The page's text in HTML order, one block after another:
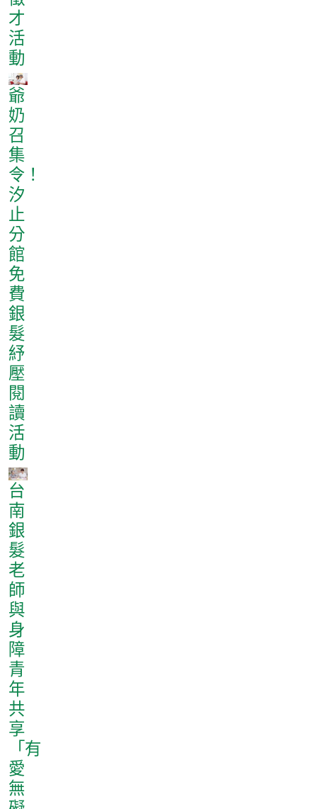
才
活
動
爺
奶
召
集
令！
汐
止
分
館
免
費
銀
髮
紓
壓
閱
讀
活
動
台
南
銀
髮
老
師
與
身
障
青
年
共
享
「有
愛
無